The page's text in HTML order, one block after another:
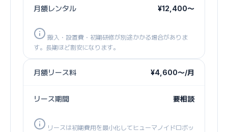
月額レンタル ¥12,400〜
搬入・設置費・初期研修が別途かかる場合がありま
す。長期ほど割安になります。
月額リース料 ¥4,600〜/月
リース期間 要相談
リースは初期費用を最小化してヒューマノイドロボッ